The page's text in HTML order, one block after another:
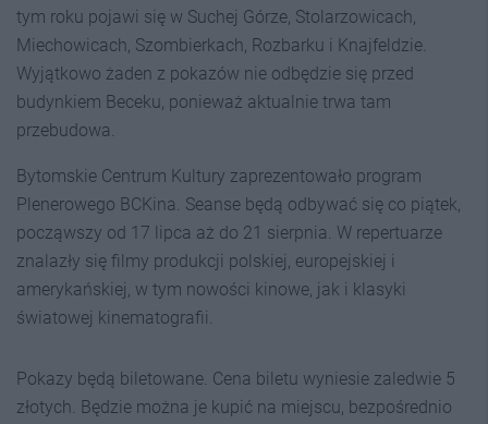
tym roku pojawi się w Suchej Górze, Stolarzowicach,
Miechowicach, Szombierkach, Rozbarku i Knajfeldzie.
Wyjątkowo żaden z pokazów nie odbędzie się przed
budynkiem Beceku, ponieważ aktualnie trwa tam
przebudowa.
Bytomskie Centrum Kultury zaprezentowało program
Plenerowego BCKina. Seanse będą odbywać się co piątek,
począwszy od 17 lipca aż do 21 sierpnia. W repertuarze
znalazły się filmy produkcji polskiej, europejskiej i
amerykańskiej, w tym nowości kinowe, jak i klasyki
światowej kinematografii.
Pokazy będą biletowane. Cena biletu wyniesie zaledwie 5
złotych. Będzie można je kupić na miejscu, bezpośrednio